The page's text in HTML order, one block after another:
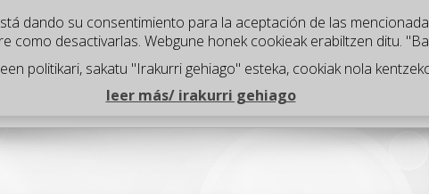
¿Qué hacemos? Proyectos ¿Quienes somos? ¿Dónde
dando su consentimiento para la aceptación de las
como desactivarlas. Webgune honek cookieak erabiltzen ditu.
politikari, sakatu "Irakurri gehiago" esteka, cookiak nola
leer más/ irakurri gehiago